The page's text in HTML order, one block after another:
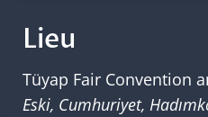
Lieu
Tüyap Fair Convention
Eski, Cumhuriyet,